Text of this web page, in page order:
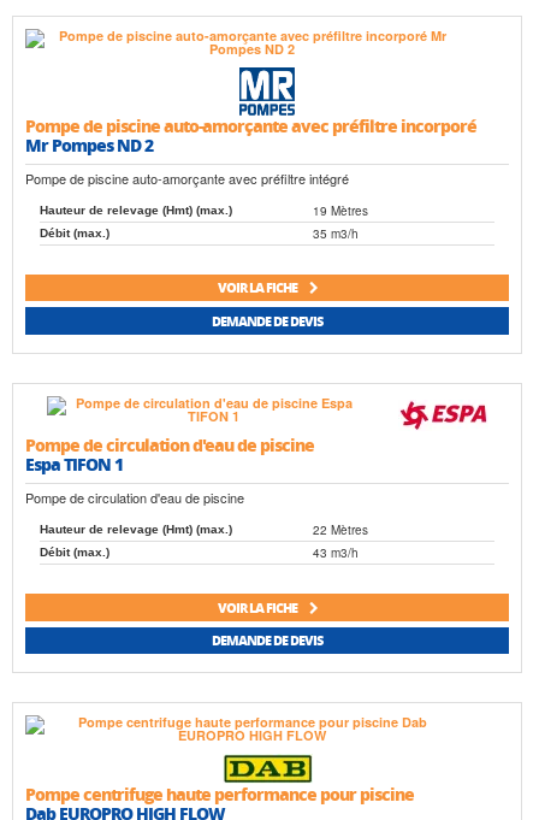
Pompe de piscine auto-amorçante avec préfiltre incorporé
Mr Pompes ND 2
Pompe de piscine auto-amorçante avec préfiltre intégré
Hauteur de relevage (Hmt) (max.) 19 Mètres
Débit (max.) 35 m3/h
VOIR LA FICHE
DEMANDE DE DEVIS
Pompe de circulation d'eau de piscine
Espa TIFON 1
Pompe de circulation d'eau de piscine
Hauteur de relevage (Hmt) (max.) 22 Mètres
Débit (max.) 43 m3/h
VOIR LA FICHE
DEMANDE DE DEVIS
Pompe centrifuge haute performance pour piscine
Dab EUROPRO HIGH FLOW